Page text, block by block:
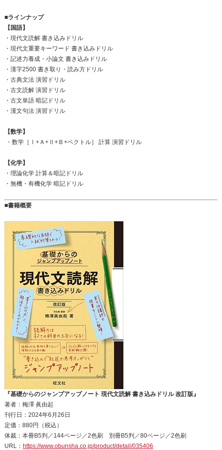
■ラインナップ
【国語】
・現代文読解 書き込みドリル
・現代文重要キーワード 書き込みドリル
・記述力養成・小論文 書き込みドリル
・漢字2500 書き取り・読み方ドリル
・古典文法 演習ドリル
・古文読解 演習ドリル
・古文単語 暗記ドリル
・漢文句法 演習ドリル
【数学】
・数学［Ⅰ+Ａ+Ⅱ+Ｂ+ベクトル］ 計算 演習ドリル
【化学】
・理論化学 計算＆暗記ドリル
・無機・有機化学 暗記ドリル
■書籍概要
『基礎からのジャンプアップノート 現代文読解 書き込みドリル 改訂版』
著者：梅澤 眞由起
刊行日：2024年6月26日
定価：880円（税込）
体裁：本冊B5判／144ページ／2色刷 別冊B5判／80ページ／2色刷
URL： https://www.obunsha.co.jp/product/detail/035406